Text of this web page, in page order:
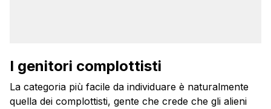
I genitori complottisti
La categoria più facile da individuare è naturalmente
quella dei complottisti, gente che crede che gli alieni